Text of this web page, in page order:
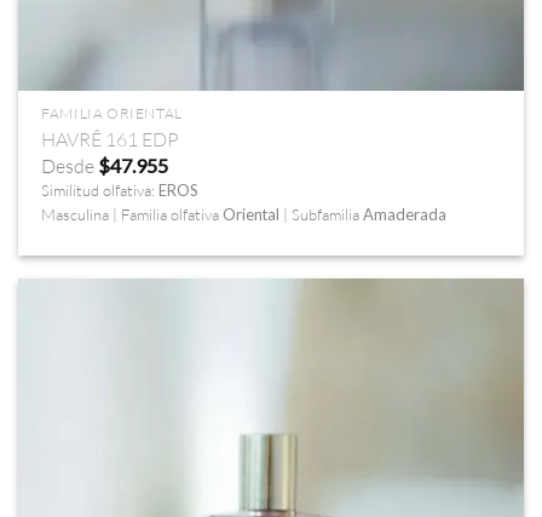
FAMILIA ORIENTAL
HAVRÊ 161 EDP
Desde $47.955
Similitud olfativa: EROS
Masculina | Familia olfativa Oriental | SubfamiliaAmaderada